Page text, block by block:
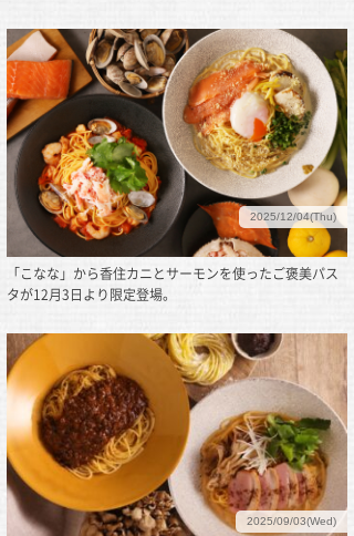
2025/12/04(Thu)
「こなな」から香住カニとサーモンを使ったご褒美パス
タが12月3日より限定登場。
2025/09/03(Wed)